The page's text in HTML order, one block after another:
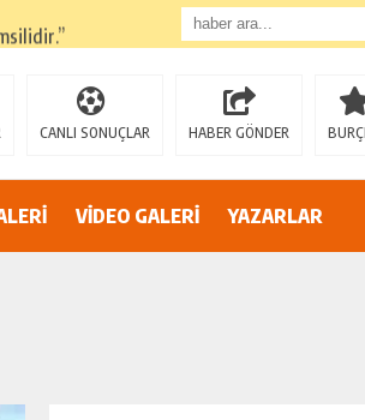
CANLI SONUÇLAR HABER GÖNDER
VİDEO GALERİ YAZARLAR